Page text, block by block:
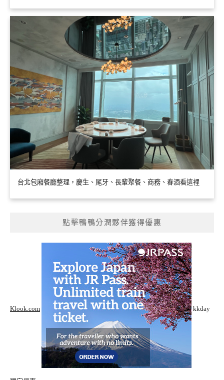
台北包廂餐廳整理，慶生、尾牙、長輩聚餐、商務、春酒看這裡
點擊鴨鴨分潤夥伴獲得優惠
Klook.com kkday